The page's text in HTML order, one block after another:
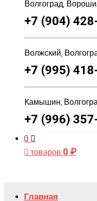
Волгоград,
+7 (904)
Волжский,
+7 (995)
Камышин,
+7 (996)
0
0 товаров 0 ₽
Главная